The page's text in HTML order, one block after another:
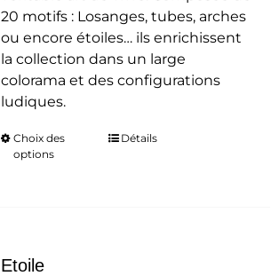
20 motifs : Losanges, tubes, arches
ou encore étoiles… ils enrichissent
la collection dans un large
colorama et des configurations
ludiques.
Choix des
options
CeDétails
Etoile